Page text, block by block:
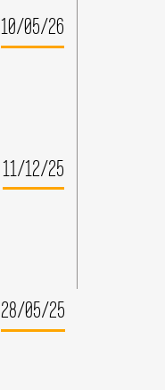
10/05/26
11/12/25
28/05/25